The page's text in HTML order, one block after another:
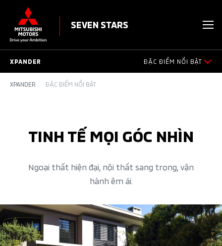
SEVEN STARS
XPANDER ĐẶC ĐIỂM NỔI BẬT
THIẾT KẾ NGOẠI THẤT
THIẾT KẾ NỘI THẤT
AN TOÀN
PHỤ KIỆN CHÍNH HÃNG
XPANDER ĐẶC ĐIỂM NỔI BẬT
TINH TẾ MỌI GÓC NHÌN
Ngoại thất hiện đại, nội thất sang trọng, vận
hành êm ái.